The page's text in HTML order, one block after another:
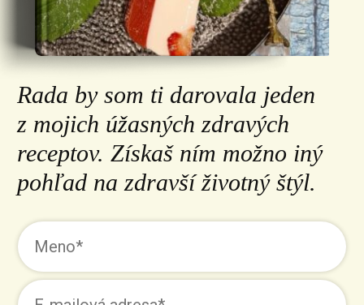
Rada by som ti darovala jeden
z mojich úžasných zdravých
receptov. Získaš ním možno iný
pohľad na zdravší životný štýl.